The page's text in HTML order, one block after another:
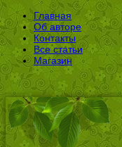
Главная
Об авторе
Контакты
Все статьи
Магазин